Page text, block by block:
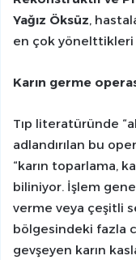
Yağız Öksüz,
en çok yönelttikleri
Karın germe
Tıp literatüründe
adlandırılan bu
“karın toparlama,
biliniyor. İşlem
verme veya çeşitli
bölgesindeki fazla
gevşeyen karın